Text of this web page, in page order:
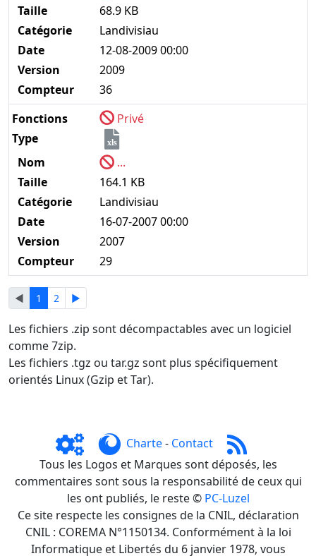
Taille
68.9 KB
Catégorie
Landivisiau
Date
12-08-2009 00:00
Version
2009
Compteur
36
Fonctions
Privé
Type
xls
Nom
...
Taille
164.1 KB
Catégorie
Landivisiau
Date
16-07-2007 00:00
Version
2007
Compteur
29
◄ 1 2 ►
Les fichiers .zip sont décompactables avec un logiciel
comme 7zip.
Les fichiers .tgz ou tar.gz sont plus spécifiquement
orientés Linux (Gzip et Tar).
Charte- Contact
Tous les Logos et Marques sont déposés, les
commentaires sont sous la responsabilité de ceux qui
les ont publiés, le reste © PC-Luzel
Ce site respecte les consignes de la CNIL, déclaration
CNIL : COREMA N°1150134. Conformément à la loi
Informatique et Libertés du 6 janvier 1978, vous